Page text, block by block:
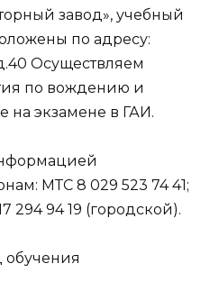
завод», учебный
по адресу:
Осуществляем
по вождению и
на экзамене в ГАИ.
МТС 8 029 523 74 41;
294 94 19 (городской).
обучения